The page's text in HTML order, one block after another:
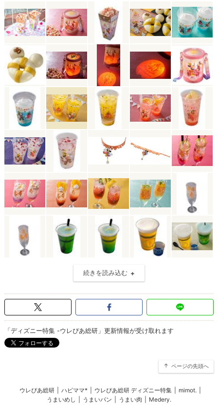
続きを読み込む
「ディズニー特集 -ウレぴあ総研」更新情報が受け取れます
ページの先頭へ
ウレぴあ総研 ハピママ* ウレぴあ総研 ディズニー特集 mimot.
うまいめし
うまいパン うまい肉 Medery.